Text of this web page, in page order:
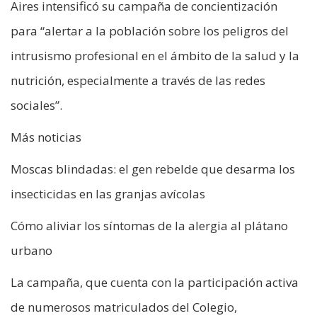
Aires intensificó su campaña de concientización
para “alertar a la población sobre los peligros del
intrusismo profesional en el ámbito de la salud y la
nutrición, especialmente a través de las redes
sociales”.
Más noticias
Moscas blindadas: el gen rebelde que desarma los
insecticidas en las granjas avícolas
Cómo aliviar los síntomas de la alergia al plátano
urbano
La campaña, que cuenta con la participación activa
de numerosos matriculados del Colegio,